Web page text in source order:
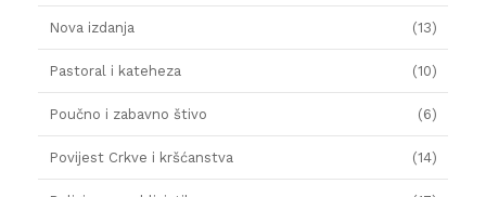
Nova izdanja (13)
Pastoral i kateheza (10)
Poučno i zabavno štivo (6)
Povijest Crkve i kršćanstva (14)